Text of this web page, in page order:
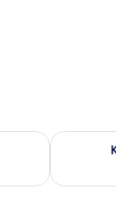
állás A